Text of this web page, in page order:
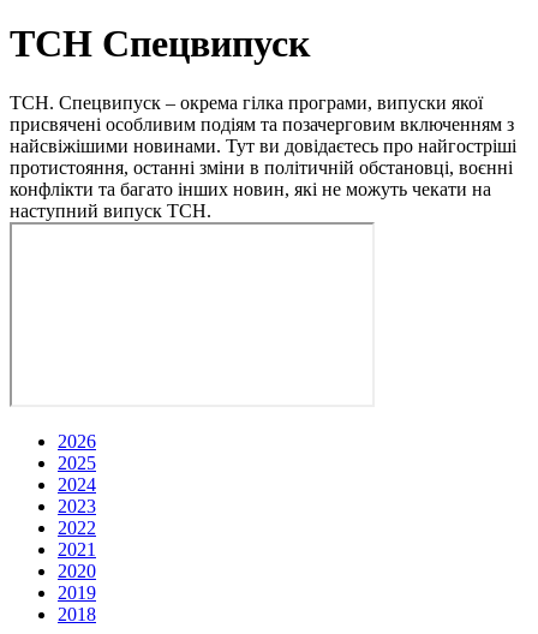
ТСН Спецвипуск
ТСН. Спецвипуск – окрема гілка програми, випуски якої
присвячені особливим подіям та позачерговим включенням з
найсвіжішими новинами. Тут ви довідаєтесь про найгостріші
протистояння, останні зміни в політичній обстановці, воєнні
конфлікти та багато інших новин, які не можуть чекати на
наступний випуск ТСН.
2026
2025
2024
2023
2022
2021
2020
2019
2018